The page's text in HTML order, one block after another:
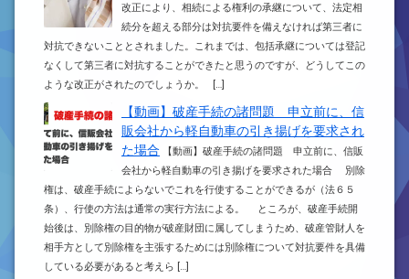
改正により、相続による権利の承継について、法定相
続分を超える部分は対抗要件を備えなければ第三者に
対抗できないこととされました。これまでは、包括承継については登記
なくして第三者に対抗することができたと思うのですが、どうしてこの
ような改正がされたのでしょうか。 […]
【動画】破産手続の諸問題 申立前に、信
販会社から軽自動車の引き揚げを要求され
た場合
【動画】破産手続の諸問題 申立前に、信販
会社から軽自動車の引き揚げを要求された場合 別除
権は、破産手続によらないでこれを行使することができるが（法６５
条）、行使の方法は通常の実行方法による。 ところが、破産手続開
始後は、別除権の目的物が破産財団に属してしまうため、破産管財人を
相手方として別除権を主張するためには別除権について対抗要件を具備
している必要があると考えら […]